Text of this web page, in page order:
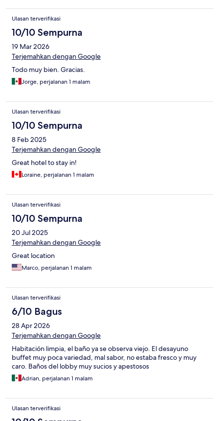
Ulasan terverifikasi
10/10 Sempurna
19 Mar 2026
Terjemahkan dengan Google
Todo muy bien. Gracias.
Jorge, perjalanan 1 malam
Ulasan terverifikasi
10/10 Sempurna
8 Feb 2025
Terjemahkan dengan Google
Great hotel to stay in!
Loraine, perjalanan 1 malam
Ulasan terverifikasi
10/10 Sempurna
20 Jul 2025
Terjemahkan dengan Google
Great location
Marco, perjalanan 1 malam
Ulasan terverifikasi
6/10 Bagus
28 Apr 2026
Terjemahkan dengan Google
Habitación limpia, el baño ya se observa viejo. El desayuno
buffet muy poca variedad, mal sabor, no estaba fresco y muy
caro. Baños del lobby muy sucios y apestosos
Adrian, perjalanan 1 malam
Ulasan terverifikasi